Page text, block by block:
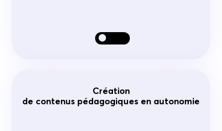
Création
de contenus pédagogiques en autonomie